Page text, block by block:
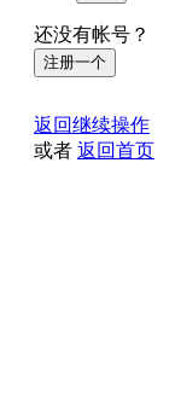
还没有帐号？
注册一个
返回继续操作
或者 返回首页